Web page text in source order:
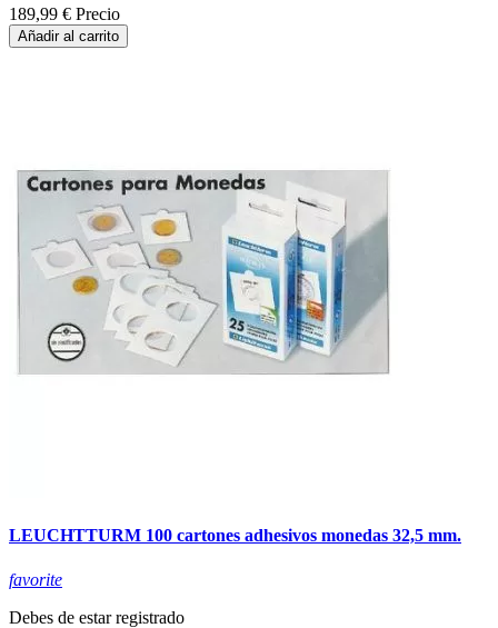
189,99 € Precio
Añadir al carrito
LEUCHTTURM 100 cartones adhesivos monedas 32,5 mm.
favorite
Debes de estar registrado